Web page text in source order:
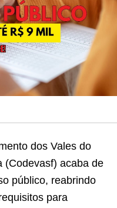
dos Vales do
(Codevasf) acaba de
público, reabrindo
para